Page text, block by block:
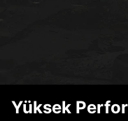
Yüksek